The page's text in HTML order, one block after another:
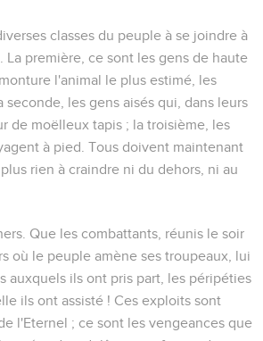
classes du peuple à se joindre à
La première, ce sont les gens de haute
l'animal le plus estimé, les
seconde, les gens aisés qui, dans leurs
de moëlleux tapis ; la troisième, les
à pied. Tous doivent maintenant
rien à craindre ni du dehors, ni au
. Que les combattants, réunis le soir
où le peuple amène ses troupeaux, lui
auxquels ils ont pris part, les péripéties
ils ont assisté ! Ces exploits sont
l'Eternel ; ce sont les vengeances que